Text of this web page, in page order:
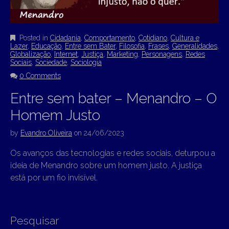
Posted in Cidadania Comportamento Cotidiano Cultura e
Lazer, Educação Entre sem Bater, Filosofia Frases Generalidades
Globalização
Internet Justiça Marketing Personagens Redes
Sociais Sociedade Sociologia
0 Comments
Entre sem bater – Menandro – O
Homem Justo
by Evandro Oliveira on 24/06/2023
Os avanços das tecnologias e redes sociais, deturpou a
ideia de Menandro sobre um homem justo. A justiça
está por um fio invisível.
Pesquisar